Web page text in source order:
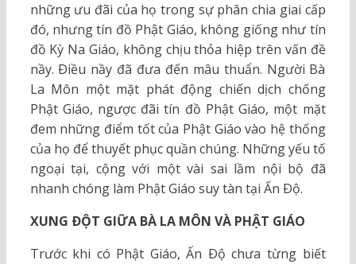
những ưu đãi của họ trong sự phân chia giai cấp
đó, nhưng tín đồ Phật Giáo, không giống như tín
đồ Kỳ Na Giáo, không chịu thỏa hiệp trên vấn đề
nầy. Ðiều nầy đã đưa đến mâu thuẩn. Người Bà
La Môn một mặt phát động chiến dịch chống
Phật Giáo, ngược đãi tín đồ Phật Giáo, một mặt
đem những điểm tốt của Phật Giáo vào hệ thống
của họ để thuyết phục quần chúng. Những yếu tố
ngoại tại, cộng với một vài sai lầm nội bộ đã
nhanh chóng làm Phật Giáo suy tàn tại Ấn Ðộ.
XUNG ÐỘT GIỮA BÀ LA MÔN VÀ PHẬT GIÁO
Trước khi có Phật Giáo, Ấn Ðộ chưa từng biết